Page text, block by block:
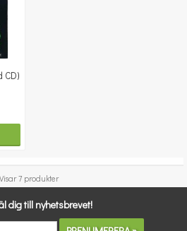
CD)
Visar 7 produkter
dig till nyhetsbrevet!